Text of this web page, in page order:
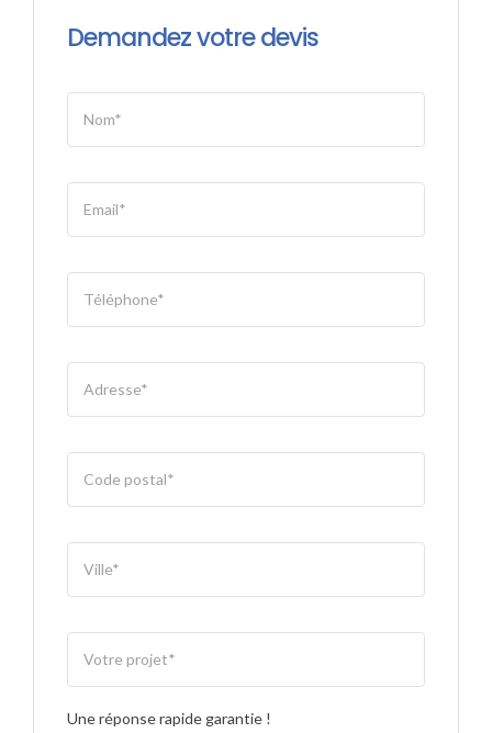
Demandez votre devis
Une réponse rapide garantie !